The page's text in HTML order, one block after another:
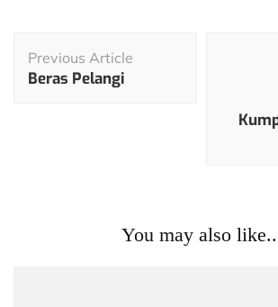
Navigation
Previous Article
Beras Pelangi
You may also